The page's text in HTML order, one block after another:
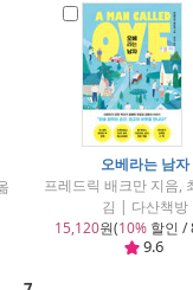
오베라는 남자
프레드릭 배크만 지음,
김 | 다산책방
15,120원(10% 할인 /
9.6